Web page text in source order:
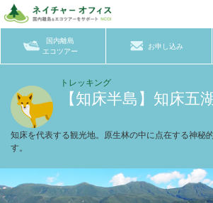
国内離島
エコツアー
お申し込み
トレッキング
【知床半島】知床五
知床を代表する観光地。原生林の中に点在する神秘
す。